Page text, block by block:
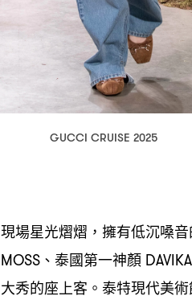
GUCCI CRUISE 2025
現場星光熠熠 ， 擁有低沉嗓
MOSS 、泰國第一神顏
大秀的座上客。泰特現代美